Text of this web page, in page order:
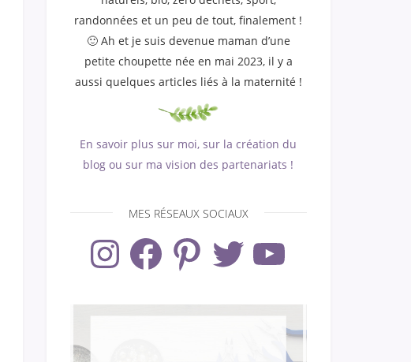
randonnées et un peu de tout, finalement !
🙂 Ah et je suis devenue maman d’une
petite choupette née en mai 2023, il y a
aussi quelques articles liés à la maternité !
En savoir plus sur moi, sur la création du
blog ou sur ma vision des partenariats !
MES RÉSEAUX SOCIAUX
InstagramFacebook PinterestTwitter YouTube